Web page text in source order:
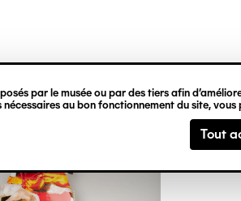
par le musée ou par des tiers afin
nécessaires au bon fonctionnement du site,
Tout